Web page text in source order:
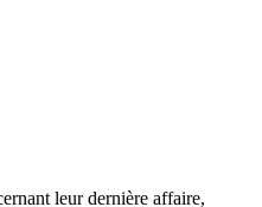
leur dernière affaire,